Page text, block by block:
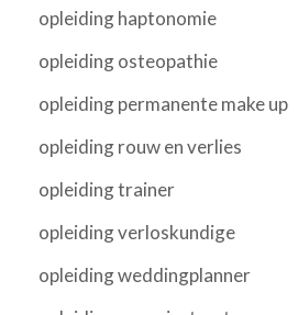
opleiding haptonomie
opleiding osteopathie
opleiding permanente make up
opleiding rouw en verlies
opleiding trainer
opleiding verloskundige
opleiding weddingplanner